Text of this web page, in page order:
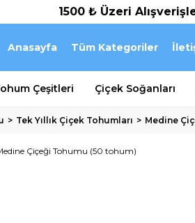
1500 ₺ Üzeri
Anasayfa Tüm Kategoriler
Çeşitleri Çiçek Soğanları
Tek Yıllık Çiçek Tohumları Medine